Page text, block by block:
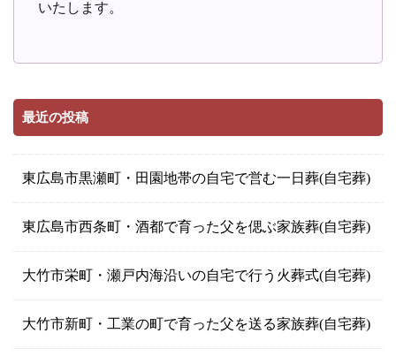
いたします。
最近の投稿
東広島市黒瀬町・田園地帯の自宅で営む一日葬(自宅葬)
東広島市西条町・酒都で育った父を偲ぶ家族葬(自宅葬)
大竹市栄町・瀬戸内海沿いの自宅で行う火葬式(自宅葬)
大竹市新町・工業の町で育った父を送る家族葬(自宅葬)